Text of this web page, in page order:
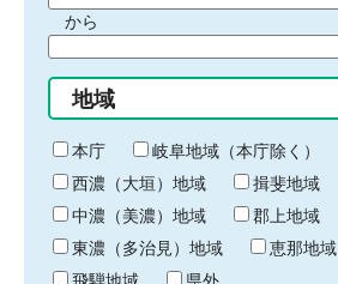
間
始
り
から
間
終
わ
り
地域
本庁
岐阜地域（本庁除く）
西濃（大垣）地域
揖斐地域
中濃（美濃）地域
郡上地域
東濃（多治見）地域
恵那地域